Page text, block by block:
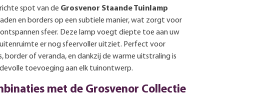
spot van de Grosvenor Staande Tuinlamp
en borders op een subtiele manier, wat zorgt voor
sfeer. Deze lamp voegt diepte toe aan uw
er nog sfeervoller uitziet. Perfect voor
border of veranda, en dankzij de warme uitstraling is
toevoeging aan elk tuinontwerp.
met de Grosvenor Collectie